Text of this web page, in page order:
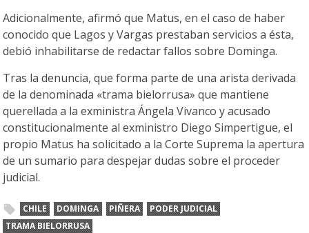
Adicionalmente, afirmó que Matus, en el caso de haber
conocido que Lagos y Vargas prestaban servicios a ésta,
debió inhabilitarse de redactar fallos sobre Dominga.
Tras la denuncia, que forma parte de una arista derivada
de la denominada «trama bielorrusa» que mantiene
querellada a la exministra Ángela Vivanco y acusado
constitucionalmente al exministro Diego Simpertigue, el
propio Matus ha solicitado a la Corte Suprema la apertura
de un sumario para despejar dudas sobre el proceder
judicial.
CHILE DOMINGA PIÑERA
PODER JUDICIAL
TRAMA BIELORRUSA